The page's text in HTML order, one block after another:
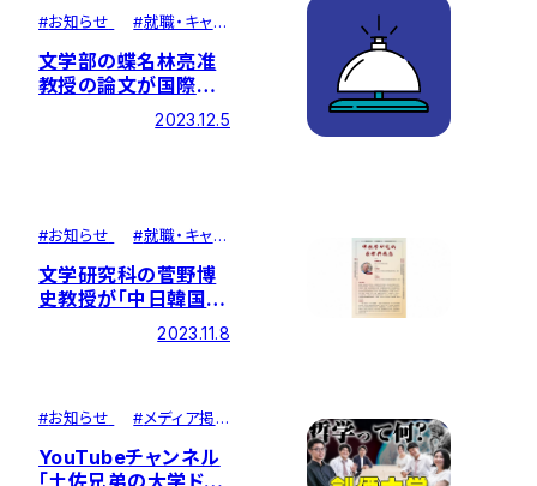
#お知らせ #就職・キャリ
文学部の蝶名林亮准
教授の論文が国際的
『THEORIA』に掲載さ
2023.12.5
#お知らせ #就職・キャリ
文学研究科の菅野博
史教授が「中日韓国際
仏教学術大会」で研究
発表。中国人民大学等
2023.11.8
#お知らせ #メディア掲
YouTubeチャンネル
「土佐兄弟の大学ドコ